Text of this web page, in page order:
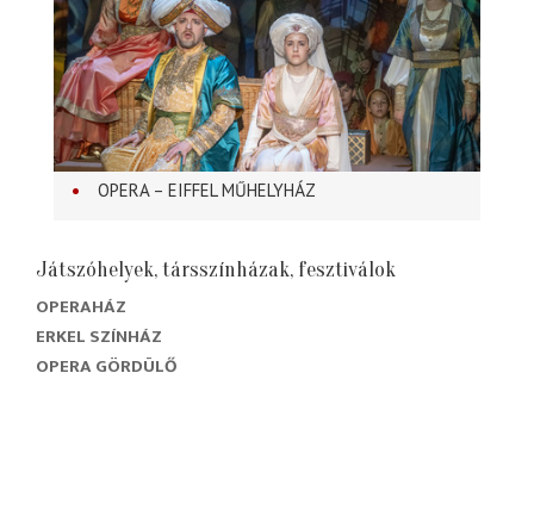
OPERA – EIFFEL MŰHELYHÁZ
Játszóhelyek, társszínházak, fesztiválok
OPERAHÁZ
ERKEL SZÍNHÁZ
OPERA GÖRDÜLŐ